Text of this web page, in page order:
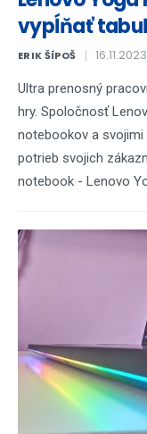
vypĺňať
ERIK ŠÍPOŠ 16.11.2023
Ultra prenosný
hry. Spoločnosť
notebookov a
potrieb svojich
notebook - Lenovo